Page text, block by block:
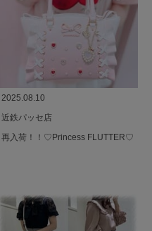
2025.08.10
近鉄パッセ店
再入荷！！♡Princess FLUTTER♡